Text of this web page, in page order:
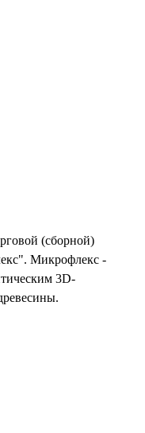
(сборной)
Микрофлекс -
3D-